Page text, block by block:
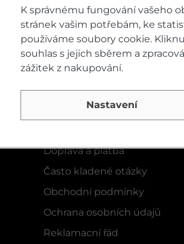
VŠE O NÁKUPU
Doprava a platba
Často kladené otázky
Obchodní podmínky
Ochrana osobních údajů
Reklamacní řád
K správnému fungování vašeho
stránek vašim potřebám, ke
používáme soubory cookie.
souhlas s jejich sběrem a
zážitek z nakupování.
Nastavení